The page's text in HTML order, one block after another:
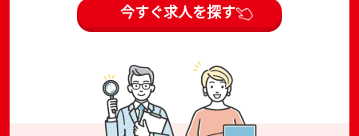
今すぐ求人を探す